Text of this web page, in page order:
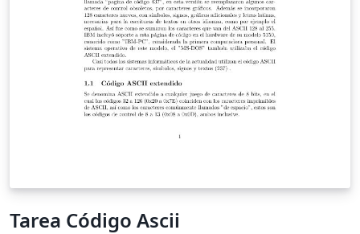
Tarea Código Ascii